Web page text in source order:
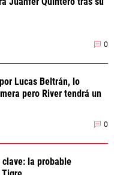
0
Lucas Beltrán, lo
pero River tendrá un
0
clave: la probable